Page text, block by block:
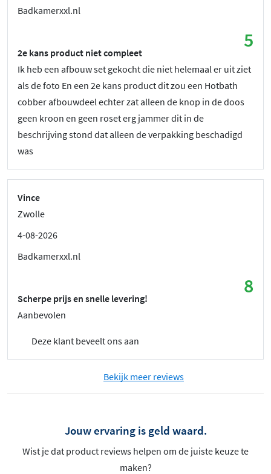
Badkamerxxl.nl
5
2e kans product niet compleet
Ik heb een afbouw set gekocht die niet helemaal er uit ziet
als de foto En een 2e kans product dit zou een Hotbath
cobber afbouwdeel echter zat alleen de knop in de doos
geen kroon en geen roset erg jammer dit in de
beschrijving stond dat alleen de verpakking beschadigd
was
Vince
Zwolle
4-08-2026
Badkamerxxl.nl
8
Scherpe prijs en snelle levering!
Aanbevolen
Deze klant beveelt ons aan
Bekijk meer reviews
Jouw ervaring is geld waard.
Wist je dat product reviews helpen om de juiste keuze te
maken?